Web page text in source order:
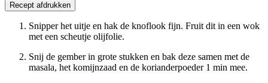
Recept afdrukken
Snipper het uitje en hak de knoflook fijn. Fruit dit in een wok
met een scheutje olijfolie.
Snij de gember in grote stukken en bak deze samen met de
masala, het komijnzaad en de korianderpoeder 1 min mee.